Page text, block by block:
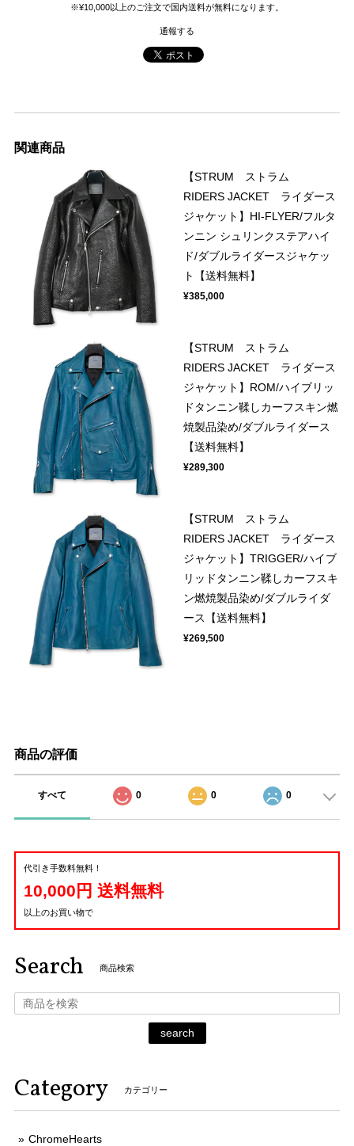
※¥10,000以上のご注文で国内送料が無料になります。
通報する
関連商品
【STRUM ストラム
RIDERS JACKET ライダース
ジャケット】HI-FLYER/フルタ
ンニン シュリンクステアハイ
ド/ダブルライダースジャケッ
ト【送料無料】
¥385,000
【STRUM ストラム
RIDERS JACKET ライダース
ジャケット】ROM/ハイブリッ
ドタンニン鞣しカーフスキン燃
焼製品染め/ダブルライダース
【送料無料】
¥289,300
【STRUM ストラム
RIDERS JACKET ライダース
ジャケット】TRIGGER/ハイブ
リッドタンニン鞣しカーフスキ
ン燃焼製品染め/ダブルライダ
ース【送料無料】
¥269,500
商品の評価
すべて 0 0 0
代引き手数料無料！
10,000円 送料無料
以上のお買い物で
Search 商品検索
search
Category カテゴリー
ChromeHearts